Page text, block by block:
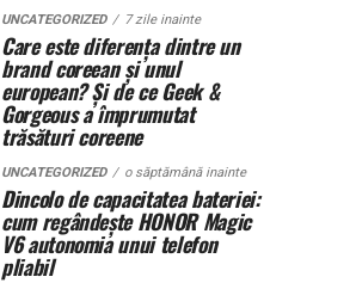
UNCATEGORIZED 7 zile inainte
Care este diferența dintre un
brand coreean și unul
european? Și de ce Geek &
Gorgeous a împrumutat
trăsături coreene
UNCATEGORIZED o săptămână inainte
Dincolo de capacitatea bateriei:
cum regândește HONOR Magic
V6 autonomia unui telefon
pliabil